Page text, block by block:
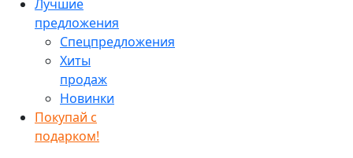
Лучшие
предложения
Спецпредложения
Хиты
продаж
Новинки
Покупай с
подарком!